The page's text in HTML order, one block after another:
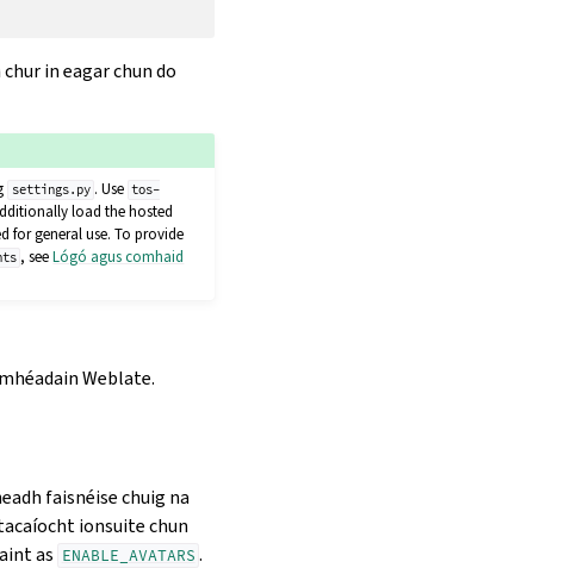
chur in eagar chun do
settings.py . Use tos-
load the hosted
for general use. To provide
, seeLógó agus comhaid
Weblate.
faisnéise chuig na
ionsuite chun
as ENABLE_AVATARS .